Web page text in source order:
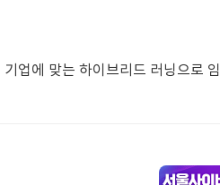
업에 맞는 하이브리드 러닝으로 임